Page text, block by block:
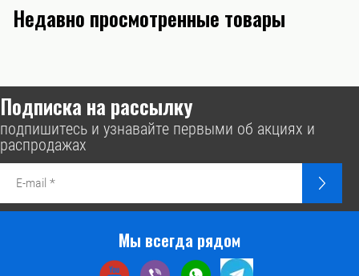
Недавно просмотренные товары
Подписка на рассылку
подпишитесь и узнавайте первыми об акциях и
распродажах
Мы всегда рядом